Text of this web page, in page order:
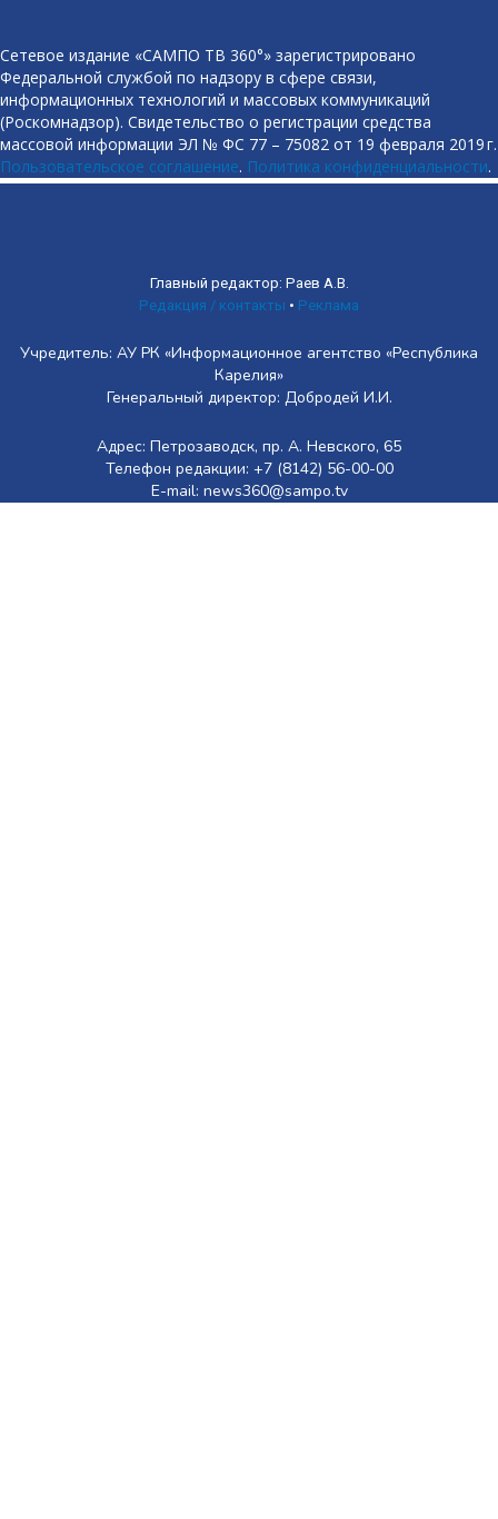
Сетевое издание «САМПО ТВ 360°» зарегистрировано
Федеральной службой по надзору в сфере связи,
информационных технологий и массовых коммуникаций
(Роскомнадзор). Свидетельство о регистрации средства
массовой информации ЭЛ № ФС 77 – 75082 от 19 февраля 2019 г.
Пользовательское соглашение. Политика конфиденциальности.
Главный редактор: Раев А.В.
Редакция / контакты • Реклама
Учредитель: АУ РК «Информационное агентство «Республика
Карелия»
Генеральный директор: Добродей И.И.
Адрес: Петрозаводск, пр. А. Невского, 65
Телефон редакции: +7 (8142) 56-00-00
E-mail: news360@sampo.tv